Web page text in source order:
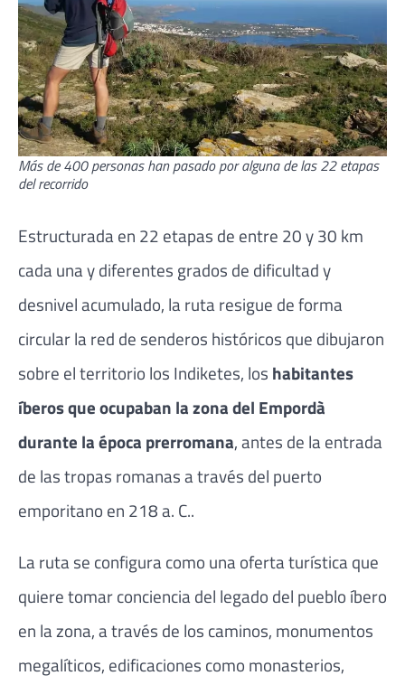
Más de 400 personas han pasado por alguna de las 22 etapas
del recorrido
Estructurada en 22 etapas de entre 20 y 30 km
cada una y diferentes grados de dificultad y
desnivel acumulado, la ruta resigue de forma
circular la red de senderos históricos que dibujaron
sobre el territorio los Indiketes, los habitantes
íberos que ocupaban la zona del Empordà
durante la época prerromana, antes de la entrada
de las tropas romanas a través del puerto
emporitano en 218 a. C..
La ruta se configura como una oferta turística que
quiere tomar conciencia del legado del pueblo íbero
en la zona, a través de los caminos, monumentos
megalíticos, edificaciones como monasterios,